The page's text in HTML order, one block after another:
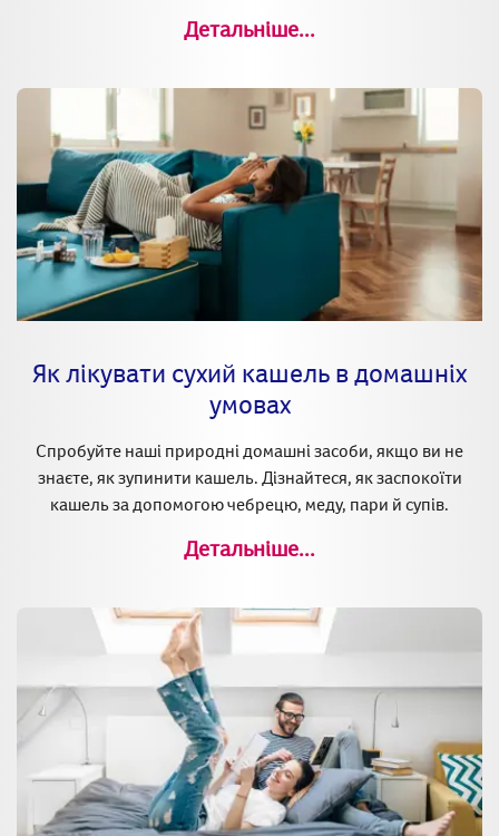
Детальніше...
Як лікувати сухий кашель в домашніх
умовах
Спробуйте наші природні домашні засоби, якщо ви не
знаєте, як зупинити кашель. Дізнайтеся, як заспокоїти
кашель за допомогою чебрецю, меду, пари й супів.
Детальніше...